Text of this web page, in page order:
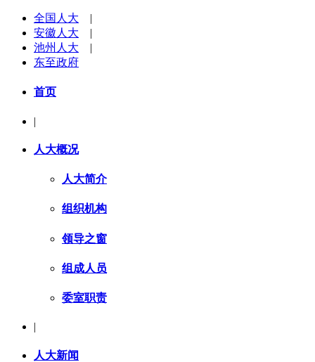
全国人大 |
安徽人大 |
池州人大 |
东至政府
首页
|
人大概况
人大简介
组织机构
领导之窗
组成人员
委室职责
|
人大新闻